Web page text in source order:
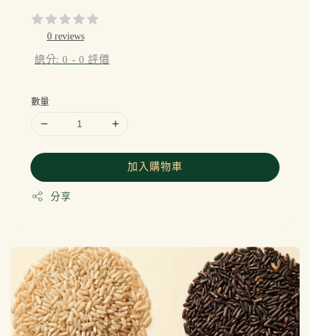
price
0 reviews
總分:0 - 0 評價
數量
加入購物車
分享